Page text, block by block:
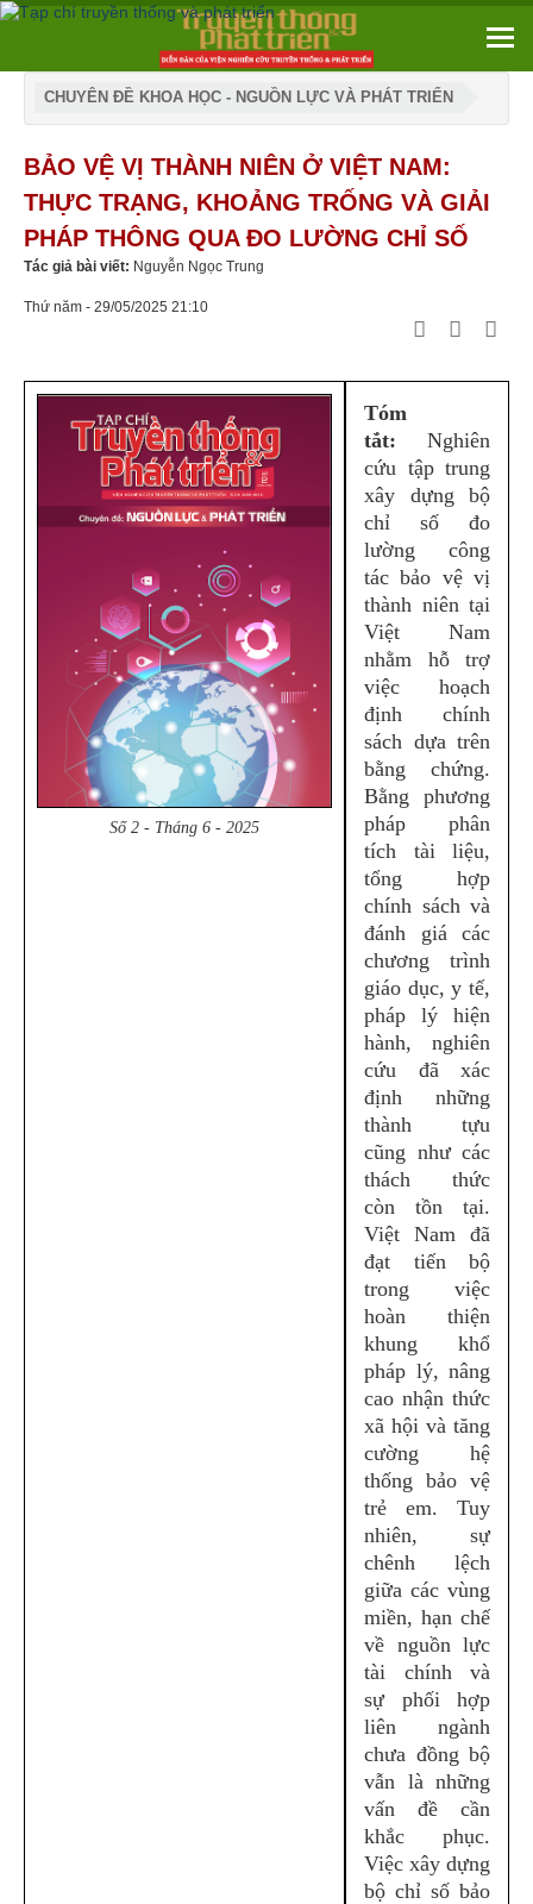
CHUYÊN ĐỀ KHOA HỌC - NGUỒN LỰC VÀ PHÁT TRIỂN
BẢO VỆ VỊ THÀNH NIÊN Ở VIỆT NAM:
THỰC TRẠNG, KHOẢNG TRỐNG VÀ GIẢI
PHÁP THÔNG QUA ĐO LƯỜNG CHỈ SỐ
Tác giả bài viết: Nguyễn Ngọc Trung
Thứ năm - 29/05/2025 21:10
Số 2 - Tháng 6 - 2025
Tóm
tắt: Nghiên
cứu tập trung
xây dựng bộ
chỉ số đo
lường công
tác bảo vệ vị
thành niên tại
Việt Nam
nhằm hỗ trợ
việc hoạch
định chính
sách dựa trên
bằng chứng.
Bằng phương
pháp phân
tích tài liệu,
tổng hợp
chính sách và
đánh giá các
chương trình
giáo dục, y tế,
pháp lý hiện
hành, nghiên
cứu đã xác
định những
thành tựu
cũng như các
thách thức
còn tồn tại.
Việt Nam đã
đạt tiến bộ
trong việc
hoàn thiện
khung khổ
pháp lý, nâng
cao nhận thức
xã hội và tăng
cường hệ
thống bảo vệ
trẻ em. Tuy
nhiên, sự
chênh lệch
giữa các vùng
miền, hạn chế
về nguồn lực
tài chính và
sự phối hợp
liên ngành
chưa đồng bộ
vẫn là những
vấn đề cần
khắc phục.
Việc xây dựng
bộ chỉ số bảo